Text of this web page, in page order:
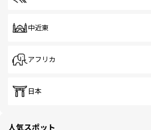
中近東
アフリカ
日本
人気スポット